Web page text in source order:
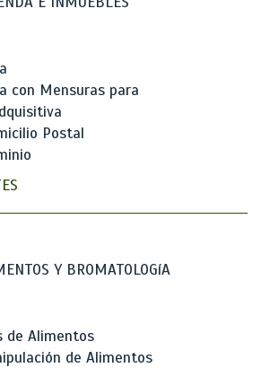
con Mensuras para
Postal
Y BROMATOLOGíA
de Alimentos
de Alimentos